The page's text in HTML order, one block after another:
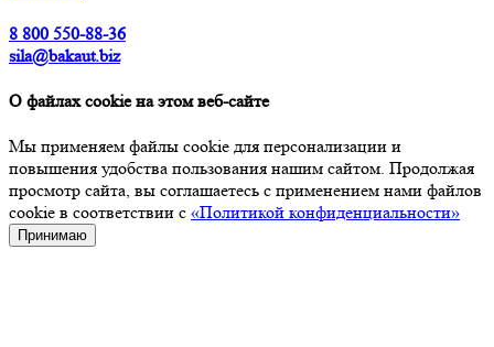
8 800 550-88-36
sila@bakaut.biz
О файлах cookie на этом веб-сайте
Мы применяем файлы cookie для персонализации и
повышения удобства пользования нашим сайтом. Продолжая
просмотр сайта, вы соглашаетесь с применением нами файлов
cookie в соответствии с «Политикой конфиденциальности»
Принимаю